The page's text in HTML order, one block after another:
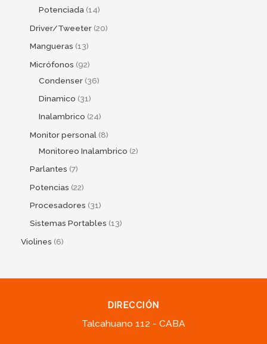
Potenciada 14
Driver/Tweeter 20
Mangueras 13
Micrófonos 92
Condenser 36
Dinamico 31
Inalambrico 24
Monitor personal 8
Monitoreo Inalambrico 2
Parlantes 7
Potencias 22
Procesadores 31
Sistemas Portables 13
Violines 6
DIRECCIÓN
Talcahuano 112 - CABA